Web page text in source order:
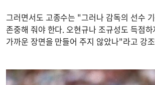
그러면서도 고종수는 "그러나 감독의 선수
존중해 줘야 한다. 오현규나 조규성도 득점
가까운 장면을 만들어 주지 않았나"라고 강